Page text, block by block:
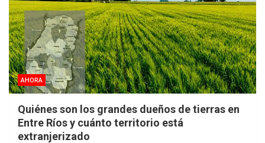
AHORA
Quiénes son los grandes dueños de tierras en
Entre Ríos y cuánto territorio está
extranjerizado